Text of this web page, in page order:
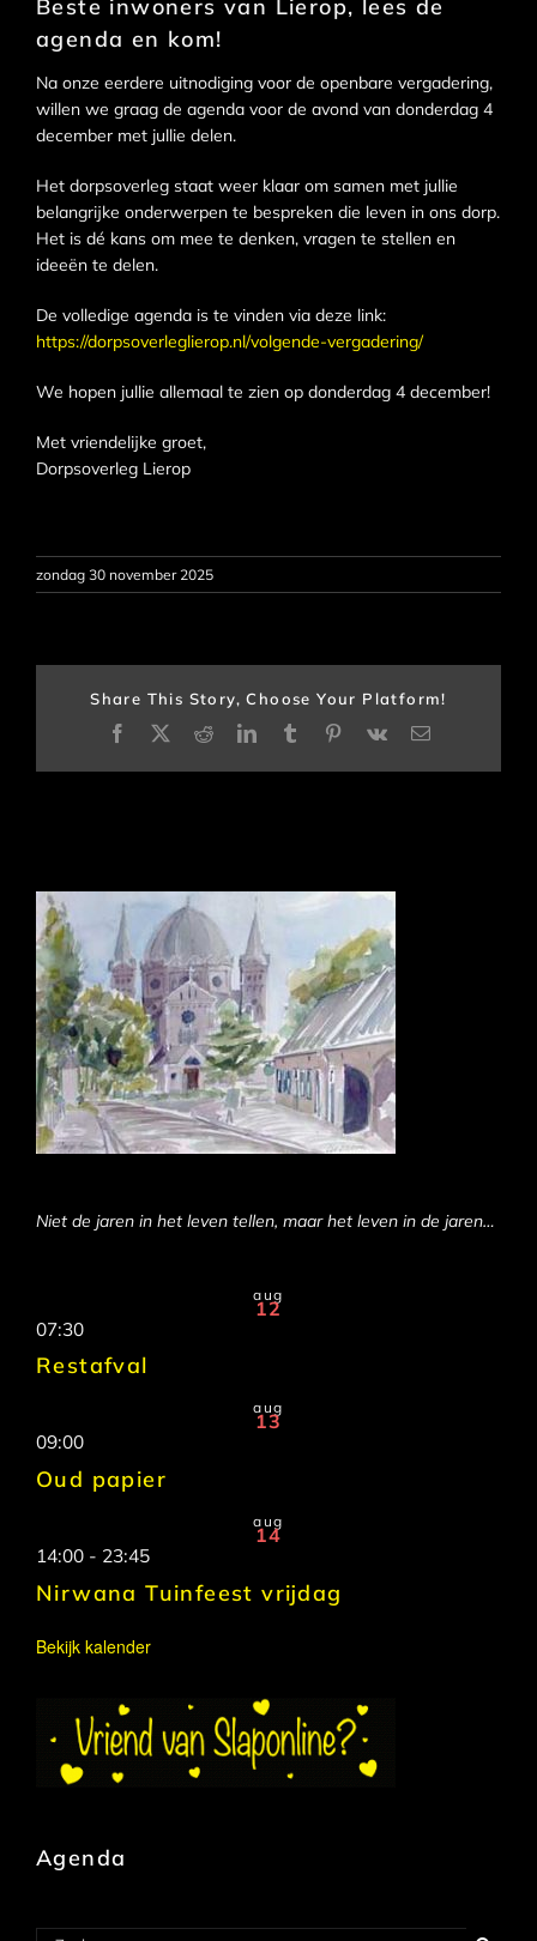
Beste inwoners van Lierop, lees de
agenda en kom!
Na onze eerdere uitnodiging voor de openbare vergadering,
willen we graag de agenda voor de avond van donderdag 4
december met jullie delen.
Het dorpsoverleg staat weer klaar om samen met jullie
belangrijke onderwerpen te bespreken die leven in ons dorp.
Het is dé kans om mee te denken, vragen te stellen en
ideeën te delen.
De volledige agenda is te vinden via deze link:
https://dorpsoverleglierop.nl/volgende-vergadering/
We hopen jullie allemaal te zien op donderdag 4 december!
Met vriendelijke groet,
Dorpsoverleg Lierop
zondag 30 november 2025
Share This Story, Choose Your Platform!
Facebook
X RedditLinkedInTumblrPinterest
Vk
E-
Niet de jaren in het leven tellen, maar het leven in de jaren…
aug
12
07:30
Restafval
aug
13
09:00
Oud papier
aug
14
14:00 - 23:45
Nirwana Tuinfeest vrijdag
Bekijk kalender
Agenda